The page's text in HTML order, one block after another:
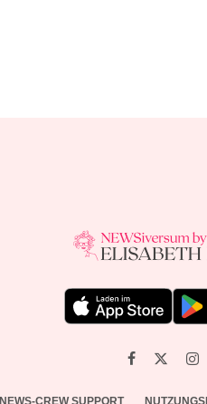
NEWS-CREW SUPPORT